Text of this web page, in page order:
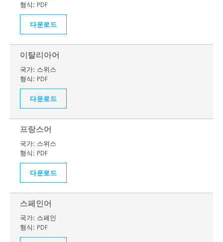
형식: PDF
다운로드
이탈리아어
국가: 스위스
형식: PDF
다운로드
프랑스어
국가: 스위스
형식: PDF
다운로드
스페인어
국가: 스페인
형식: PDF